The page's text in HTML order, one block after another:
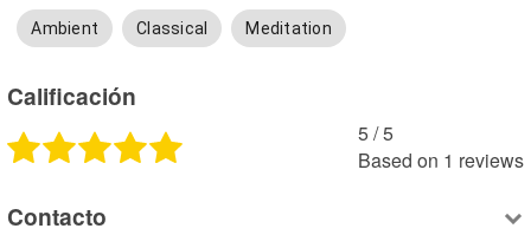
Ambient Classical Meditation
Calificación
5 /5
Based on 1 reviews
Contacto